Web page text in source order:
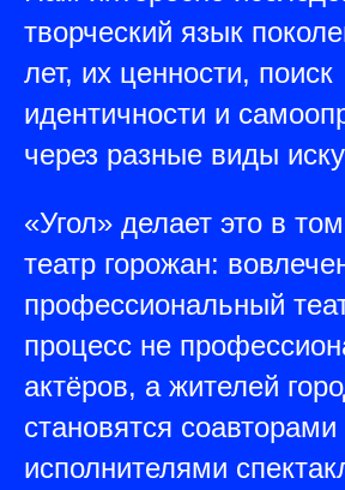
творческий язык
лет, их ценности, поиск
идентичности и
через разные виды
«Угол» делает это в
театр горожан:
профессиональный
процесс не
актёров, а жителей
становятся соавторами
исполнителями